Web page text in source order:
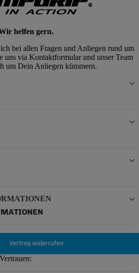
helfen gern.
bei allen Fragen und Anliegen rund um
uns via Kontaktformular und unser Team
um Dein Anliegen kümmern.
Vertrag widerrufen